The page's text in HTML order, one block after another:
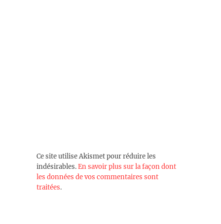
Ce site utilise Akismet pour réduire les
indésirables.En savoir plus sur la façon dont
les données de vos commentaires sont
traitées.